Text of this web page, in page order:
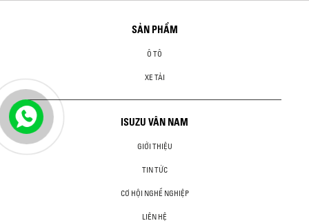
SẢN PHẨM
Ô TÔ
XE TẢI
ISUZU VÂN NAM
GIỚI THIỆU
TIN TỨC
CƠ HỘI NGHỀ NGHIỆP
LIÊN HỆ